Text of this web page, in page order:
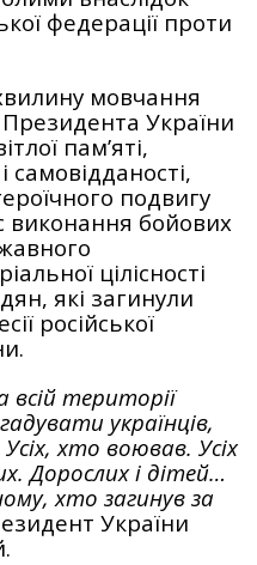
федерації проти
мовчання
України
пам’яті,
самовідданості,
подвигу
виконання бойових
цілісності
які загинули
російської
всій території
українців,
хто воював. Усіх
Дорослих і дітей…
хто загинув за
України